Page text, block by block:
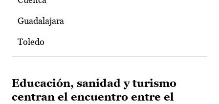
Guadalajara
Toledo
Educación, sanidad y turismo
centran el encuentro entre el